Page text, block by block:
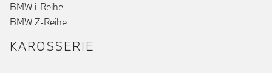
BMW i-Reihe
BMW Z-Reihe
KAROSSERIE